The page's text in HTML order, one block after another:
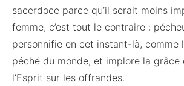
sacerdoce parce qu’il serait moins
femme, c’est tout le contraire :
personnifie en cet instant-là, comme
péché du monde, et implore la grâce
l’Esprit sur les offrandes.